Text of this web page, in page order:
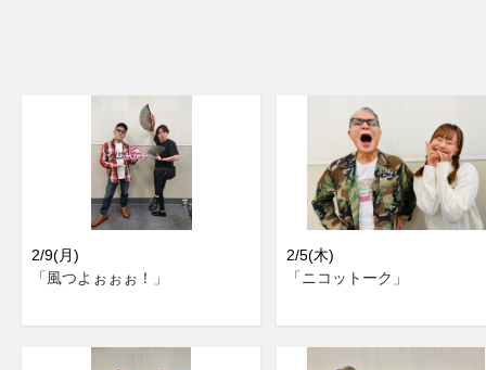
2/9(月)
「風つよぉぉぉ！」
2/5(木)
「ニコットーク」